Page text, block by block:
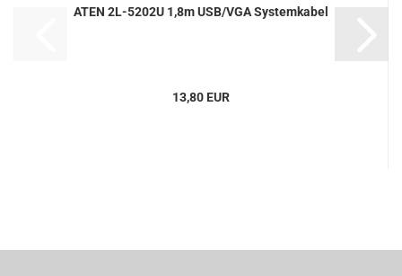
ATEN 2L-5202U 1,8m USB/VGA Systemkabel
13,80 EUR